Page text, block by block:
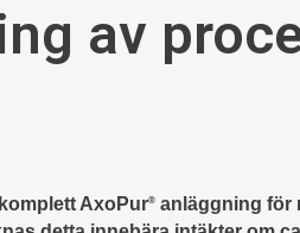
av
AxoPur® anläggning för